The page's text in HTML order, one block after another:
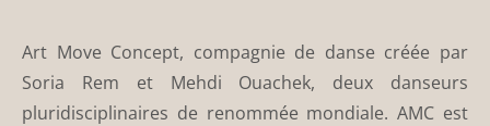
Art Move Concept, compagnie de danse créée par
Soria Rem et Mehdi Ouachek, deux danseurs
pluridisciplinaires de renommée mondiale. AMC est